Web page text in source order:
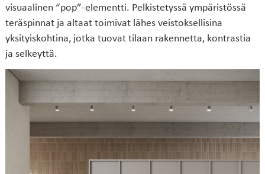
visuaalinen “pop”-elementti. Pelkistetyssä ympäristössä
teräspinnat ja altaat toimivat lähes veistoksellisina
yksityiskohtina, jotka tuovat tilaan rakennetta, kontrastia
ja selkeyttä.